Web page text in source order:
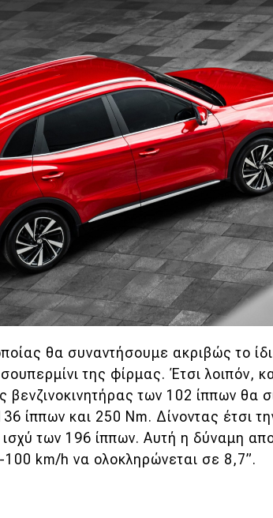
θα συναντήσουμε ακριβώς το
της φίρμας. Έτσι λοιπόν,
των 102 ίππων θα
ίππων και 250 Nm. Δίνοντας έτσι
των 196 ίππων. Αυτή η δύναμη
100 km/h να ολοκληρώνεται σε 8,7”.